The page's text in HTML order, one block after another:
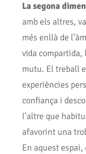
La segona
amb els altres,
més enllà de
vida compartida,
mutu. El treball
experiències
confiança i
l’altre que
afavorint una
En aquest